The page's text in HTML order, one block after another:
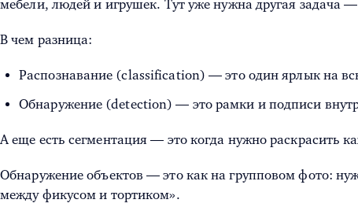
мебели, людей и игрушек. Тут уже нужна другая задача
В чем разница:
Распознавание (classification) — это один ярлык на
Обнаружение (detection) — это рамки и подписи
А еще есть сегментация — это когда нужно раскрасить
Обнаружение объектов — это как на групповом фото:
между фикусом и тортиком».